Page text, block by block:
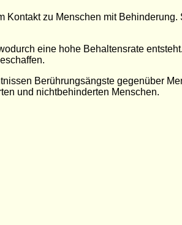
Kontakt zu Menschen mit
eine hohe Behaltensrate
Berührungsängste gegenüber
und nichtbehinderten Menschen.